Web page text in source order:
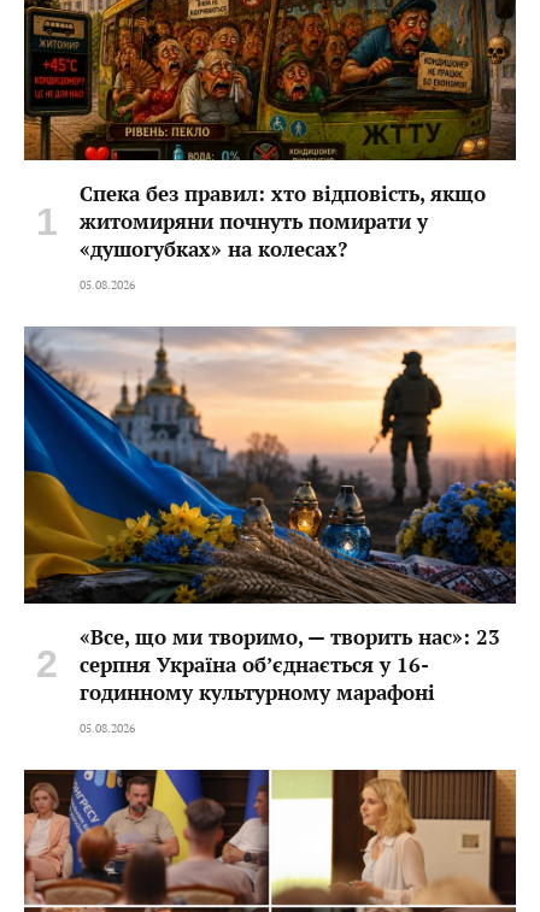
Спека без правил: хто відповість, якщо
житомиряни почнуть помирати у
«душогубках» на колесах?
05.08.2026
«Все, що ми творимо, — творить нас»: 23
серпня Україна об’єднається у 16-
годинному культурному марафоні
05.08.2026